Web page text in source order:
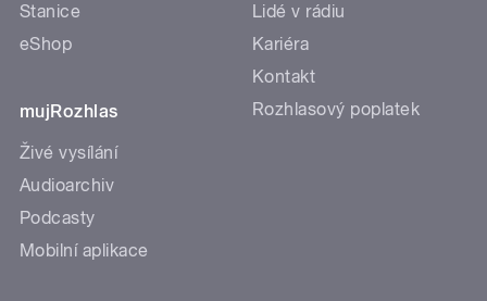
Stanice
eShop
mujRozhlas
Živé vysílání
Audioarchiv
Podcasty
Mobilní aplikace
Lidé v rádiu
Kariéra
Kontakt
Rozhlasový poplatek